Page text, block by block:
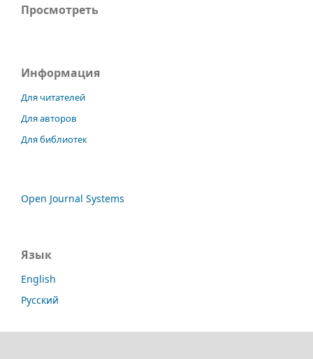
Просмотреть
Информация
Для читателей
Для авторов
Для библиотек
Open Journal Systems
Язык
English
Русский